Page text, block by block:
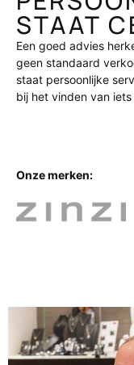
STAAT
Een goed advies
geen standaard
staat persoonlijke
bij het vinden van
Onze merken: